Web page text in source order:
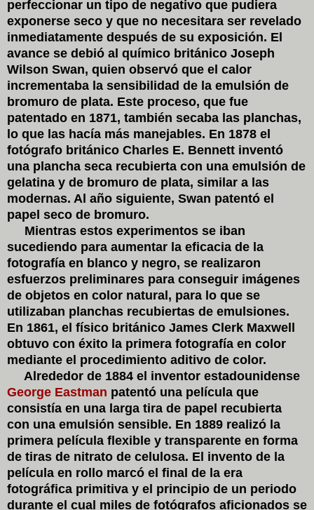
perfeccionar un tipo de negativo que pudiera
exponerse seco y que no necesitara ser revelado
inmediatamente después de su exposición. El
avance se debió al químico británico Joseph
Wilson Swan, quien observó que el calor
incrementaba la sensibilidad de la emulsión de
bromuro de plata. Este proceso, que fue
patentado en 1871, también secaba las planchas,
lo que las hacía más manejables. En 1878 el
fotógrafo británico Charles E. Bennett inventó
una plancha seca recubierta con una emulsión de
gelatina y de bromuro de plata, similar a las
modernas. Al año siguiente, Swan patentó el
papel seco de bromuro.
Mientras estos experimentos se iban
sucediendo para aumentar la eficacia de la
fotografía en blanco y negro, se realizaron
esfuerzos preliminares para conseguir imágenes
de objetos en color natural, para lo que se
utilizaban planchas recubiertas de emulsiones.
En 1861, el físico británico James Clerk Maxwell
obtuvo con éxito la primera fotografía en color
mediante el procedimiento aditivo de color.
Alrededor de 1884 el inventor estadounidense
George Eastman patentó una película que
consistía en una larga tira de papel recubierta
con una emulsión sensible. En 1889 realizó la
primera película flexible y transparente en forma
de tiras de nitrato de celulosa. El invento de la
película en rollo marcó el final de la era
fotográfica primitiva y el principio de un periodo
durante el cual miles de fotógrafos aficionados se